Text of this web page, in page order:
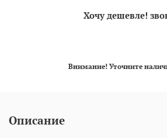
Хочу дешевле!
Внимание! Уточните
Описание